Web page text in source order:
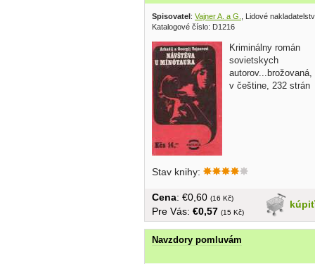
Spisovatel: Vajner A. a G.
, Lidové
Katalogové číslo: D1216
Kriminálny román
sovietskych
autorov...brožovaná,
v češtine, 232 strán
Stav knihy:
kúpiť
Cena: €0,60 (16 Kč)
Pre Vás: €0,57 (15 Kč)
Navzdory pomluvám